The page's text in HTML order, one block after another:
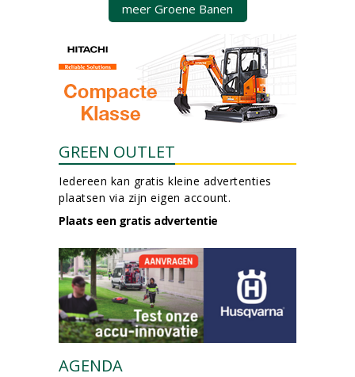
meer Groene Banen
GREEN OUTLET
Iedereen kan gratis kleine advertenties
plaatsen via zijn eigen account.
Plaats een gratis advertentie
AGENDA